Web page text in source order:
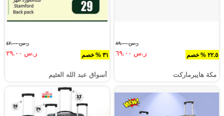
٢٢.٥ % خصم
ر.س ٨٩.٠٠
ر.س ٦٩.٠٠
مكة هايبرماركت
٣١ % خصم
ر.س ٤٢.٠٠
ر.س ٢٩.٠٠
أسواق عبد الله العثيم